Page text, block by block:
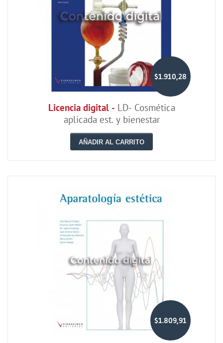
$1.910,28
Licencia digital - LD- Cosmética
aplicada est. y bienestar
AÑADIR AL CARRITO
$1.809,91